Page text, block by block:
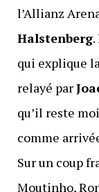
l’Allianz
Halstenberg.
qui explique
relayé par
qu’il reste
comme
Sur un coup
Moutinho,